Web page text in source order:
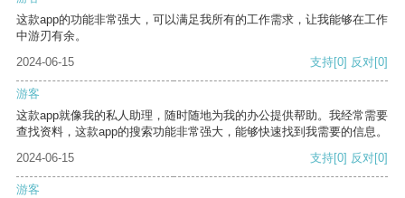
这款app的功能非常强大，可以满足我所有的工作需求，让我能够在工作
中游刃有余。
2024-06-15
支持[0] 反对[0]
游客
这款app就像我的私人助理，随时随地为我的办公提供帮助。我经常需要
查找资料，这款app的搜索功能非常强大，能够快速找到我需要的信息。
2024-06-15
支持[0] 反对[0]
游客